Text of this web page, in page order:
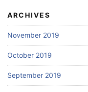
ARCHIVES
November 2019
October 2019
September 2019